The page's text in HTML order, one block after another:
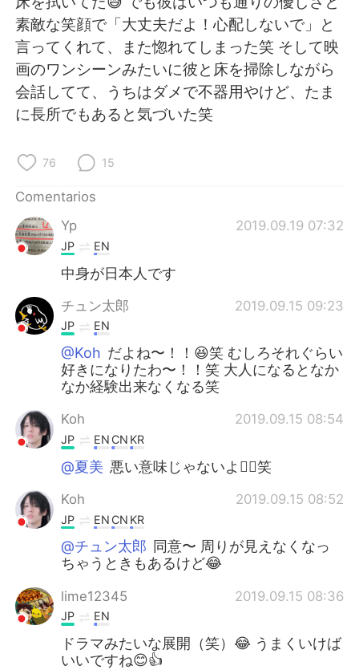
Русский ไทย
Indonesia Italiano
Türkçe Tiếng Việt
Português
素敵な笑顔で「大丈夫だよ！心配しないで」と
言ってくれて、また惚れてしまった笑 そして映
画のワンシーンみたいに彼と床を掃除しながら
会話してて、うちはダメで不器用やけど、たま
に長所でもあると気づいた笑
76 15
Comentarios
Yp
2019.09.19 07:32
JP EN
中身が日本人です
チュン太郎 2019.09.15 09:23
JP EN
@Koh だよね〜！！😆笑 むしろそれぐらい
好きになりたわ〜！！笑 大人になるとなか
なか経験出来なくなる笑
Koh 2019.09.15 08:54
JP EN CN KR
@夏美 悪い意味じゃないよ👍🏼笑
Koh 2019.09.15 08:52
JP EN CN KR
@チュン太郎 同意〜 周りが見えなくなっ
ちゃうときもあるけど😂
lime12345 2019.09.15 08:36
JP EN
ドラマみたいな展開（笑）😂 うまくいけば
いいですね😊👍